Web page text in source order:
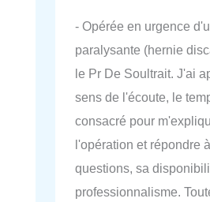
- Opérée en urgence
paralysante (hernie
le Pr De Soultrait. J'ai
sens de l'écoute, le
consacré pour
l'opération et répondre
questions, sa
professionnalisme.